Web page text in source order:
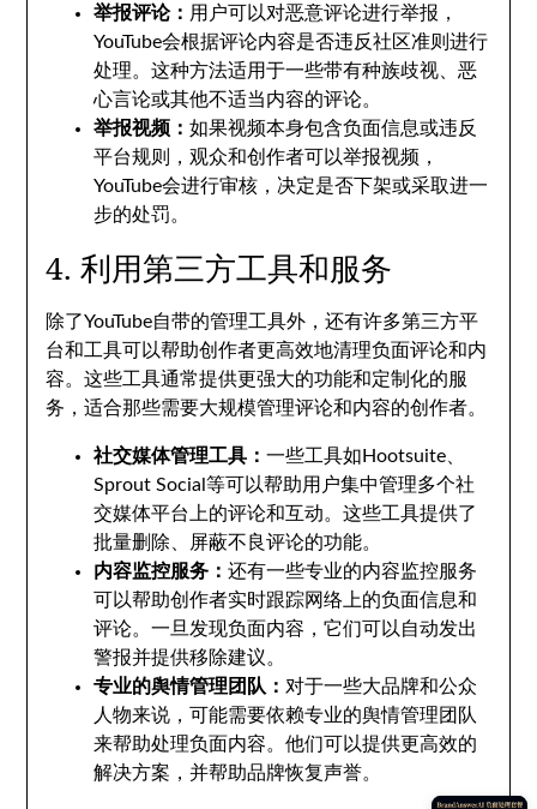
举报评论： 用户可以对恶意评论进行举报，
YouTube会根据评论内容是否违反社区准则进行
处理。这种方法适用于一些带有种族歧视、恶
心言论或其他不适当内容的评论。
举报视频：如果视频本身包含负面信息或违反
平台规则，观众和创作者可以举报视频，
YouTube会进行审核，决定是否下架或采取进一
步的处罚。
4. 利用第三方工具和服务
除了YouTube自带的管理工具外，还有许多第三方平
台和工具可以帮助创作者更高效地清理负面评论和内
容。这些工具通常提供更强大的功能和定制化的服
务，适合那些需要大规模管理评论和内容的创作者。
社交媒体管理工具：一些工具如Hootsuite、
Sprout Social等可以帮助用户集中管理多个社
交媒体平台上的评论和互动。这些工具提供了
批量删除、屏蔽不良评论的功能。
内容监控服务：还有一些专业的内容监控服务
可以帮助创作者实时跟踪网络上的负面信息和
评论。一旦发现负面内容，它们可以自动发出
警报并提供移除建议。
专业的舆情管理团队： 对于一些大品牌和公众
人物来说，可能需要依赖专业的舆情管理团队
来帮助处理负面内容。他们可以提供更高效的
解决方案，并帮助品牌恢复声誉。